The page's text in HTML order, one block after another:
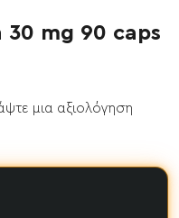
mg 90 caps
μια αξιολόγηση